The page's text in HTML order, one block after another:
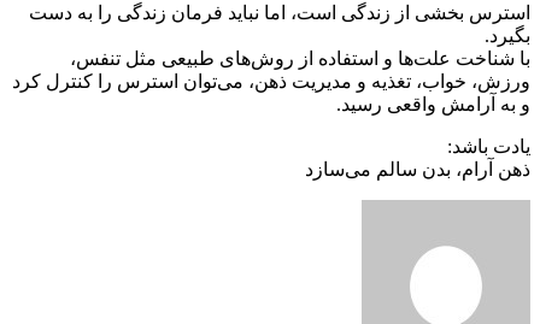
استرس بخشی از زندگی است، اما نباید فرمان زندگی را به دست
بگیرد.
با شناخت علت‌ها و استفاده از روش‌های طبیعی مثل تنفس،
ورزش، خواب، تغذیه و مدیریت ذهن، می‌توان استرس را کنترل کرد
و به آرامش واقعی رسید.
یادت باشد:
ذهن آرام، بدن سالم می‌سازد